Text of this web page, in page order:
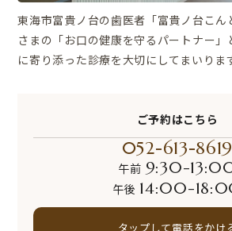
東海市富貴ノ台の歯医者「富貴ノ台こん
さまの「お口の健康を守るパートナー」
に寄り添った診療を大切にしてまいりま
ご予約はこちら
052-613-8619
午前 9:30-
午後 14:00-
タップして電話をかけ